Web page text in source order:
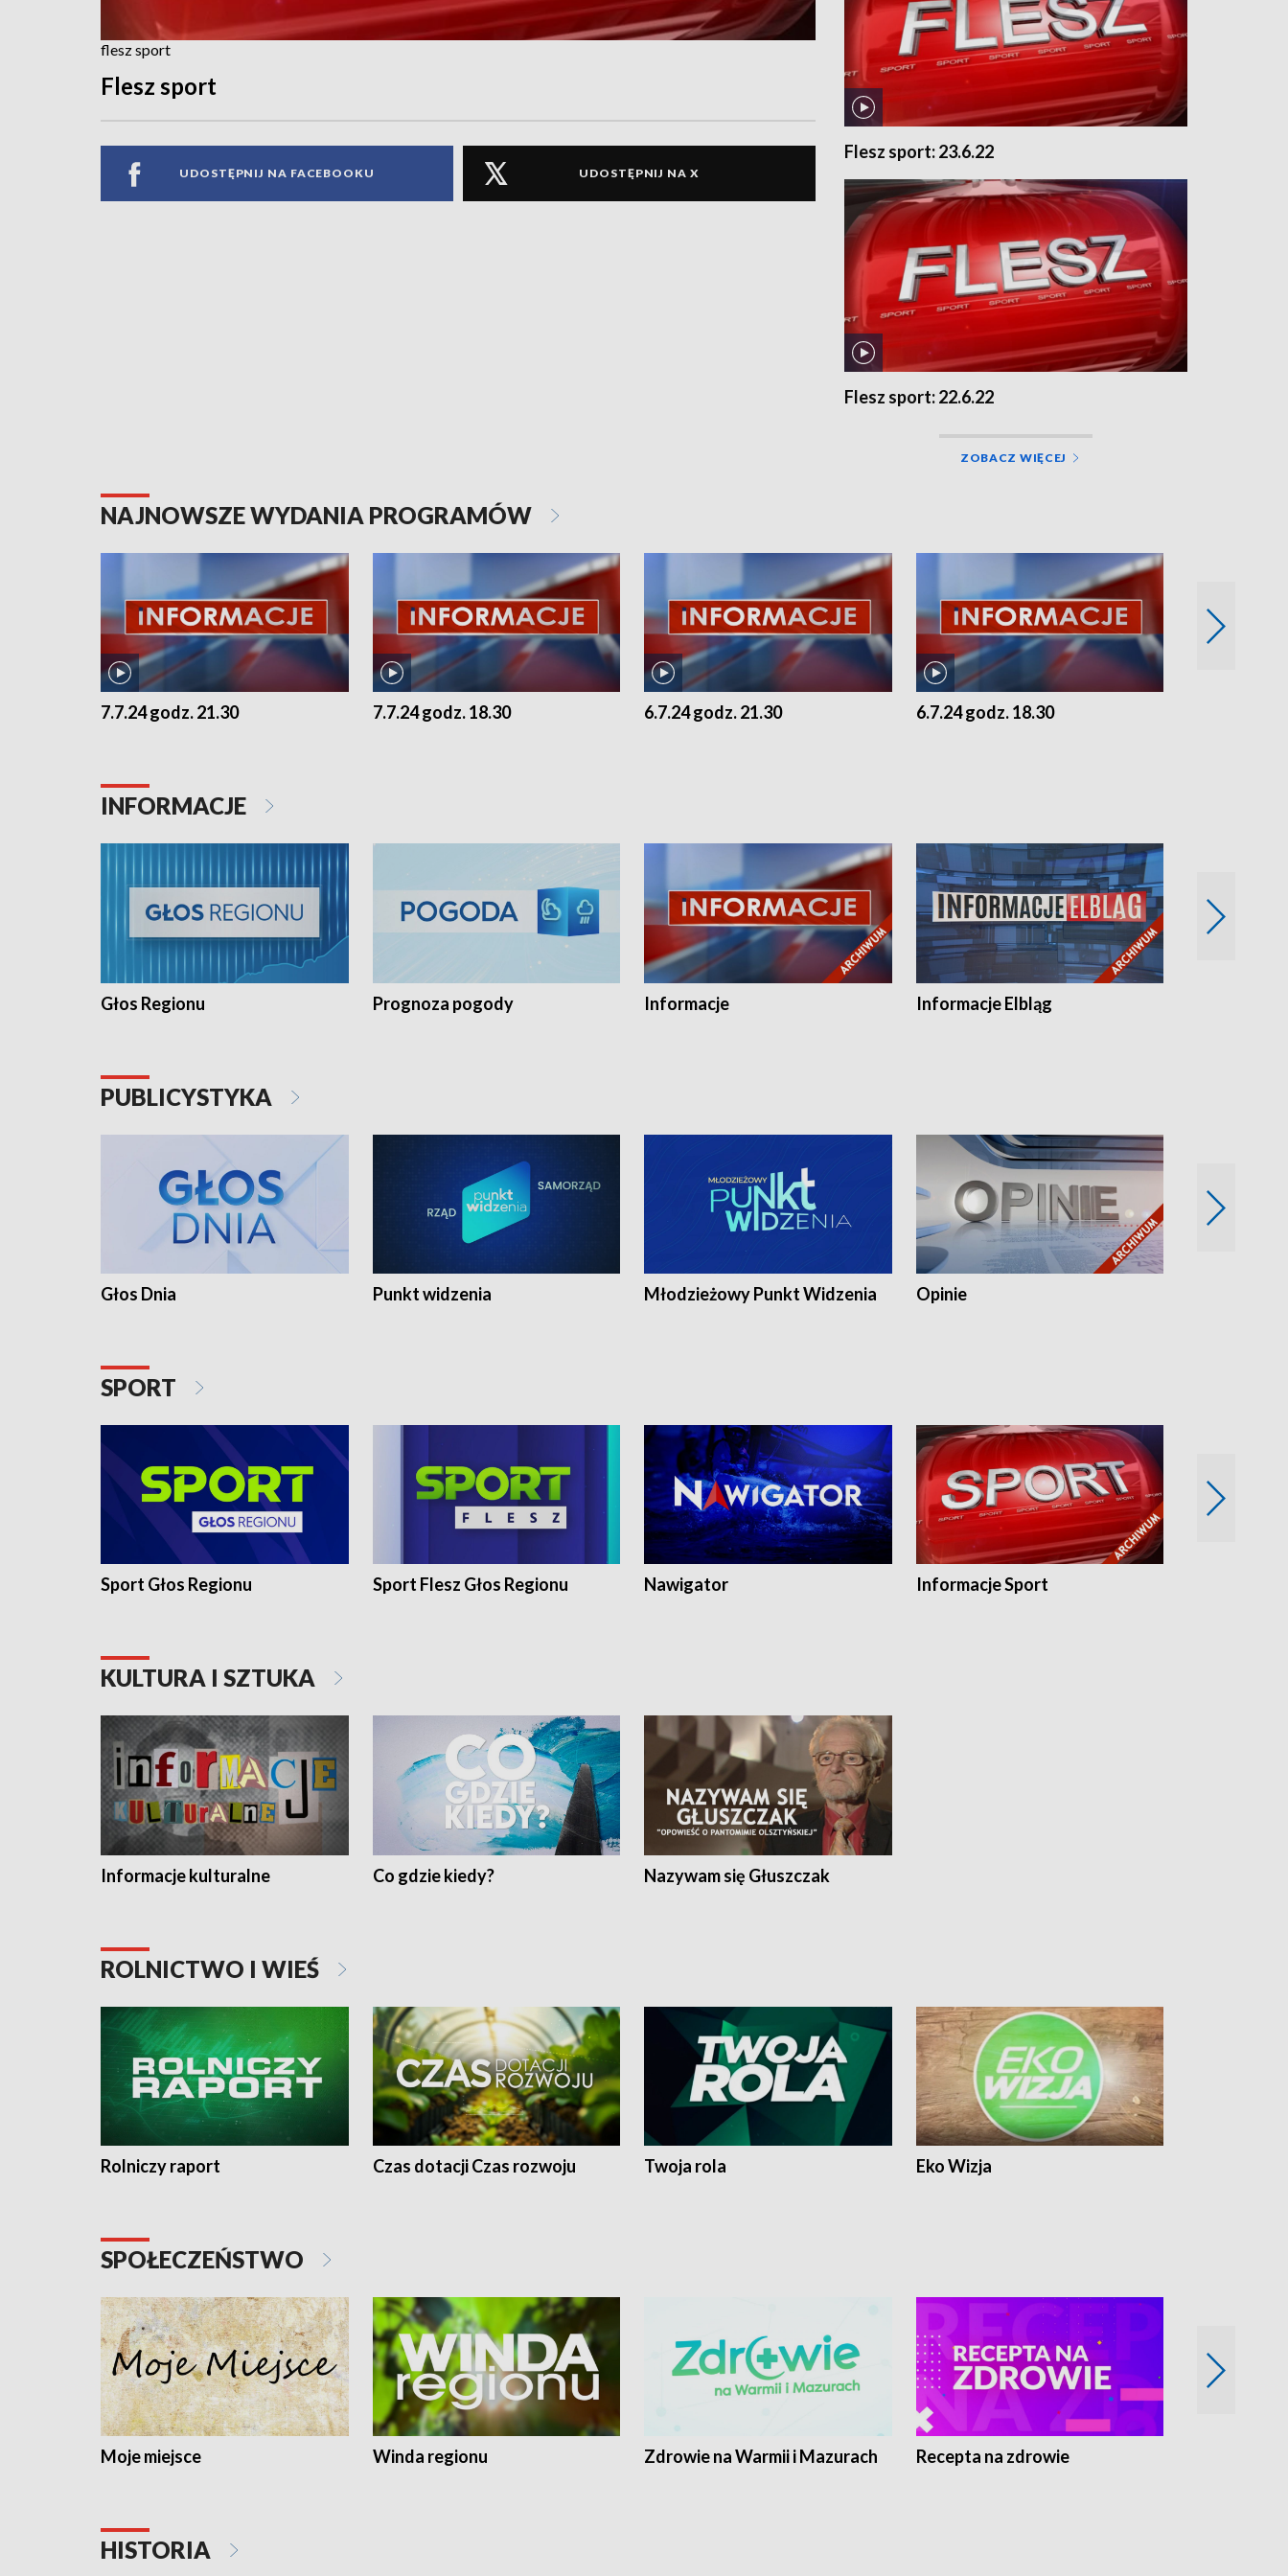
flesz sport
Flesz sport
UDOSTĘPNIJ NA FACEBOOKU UDOSTĘPNIJ NA X
Flesz sport: 23.6.22
Flesz sport: 22.6.22
ZOBACZ WIĘCEJ
NAJNOWSZE WYDANIA PROGRAMÓW
7.7.24 godz. 21.30 7.7.24 godz. 18.30 6.7.24 godz. 21.30 6.7.24 godz. 18.30
INFORMACJE
Głos Regionu Prognoza pogody Informacje Informacje Elbląg
PUBLICYSTYKA
Głos Dnia Punkt widzenia Młodzieżowy Punkt Widzenia Opinie
SPORT
Sport Głos Regionu Sport Flesz Głos Regionu Nawigator Informacje Sport
KULTURA I SZTUKA
Informacje kulturalne Co gdzie kiedy? Nazywam się Głuszczak
ROLNICTWO I WIEŚ
Rolniczy raport Czas dotacji Czas rozwoju Twoja rola Eko Wizja
SPOŁECZEŃSTWO
Moje miejsce Winda regionu Zdrowie na Warmii i Mazurach Recepta na zdrowie
HISTORIA